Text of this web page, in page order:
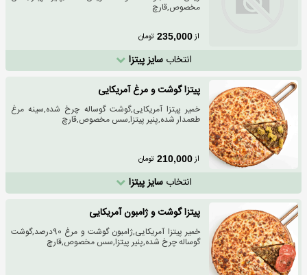
مخصوص,قارچ
از235,000 تومان
انتخابسایز پیتزا
پیتزا گوشت و مرغ آمریکایی
خمیر پیتزا آمریکایی,گوشت گوساله چرخ شده,سینه مرغ
طعمدار شده,پنیر پیتزا,سس مخصوص,قارچ
از210,000 تومان
انتخابسایز پیتزا
پیتزا گوشت و ژامبون آمریکایی
خمیر پیتزا آمریکایی,ژامبون گوشت و مرغ 90درصد,گوشت
گوساله چرخ شده,پنیر پیتزا,سس مخصوص,قارچ